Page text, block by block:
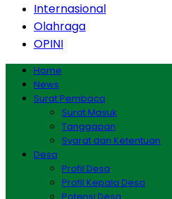
Internasional
Olahraga
OPINI
Home
News
Surat Pembaca
Surat Masuk
Tanggapan
Syarat dan Ketentuan
Desa
Profil Desa
Profil Kepala Desa